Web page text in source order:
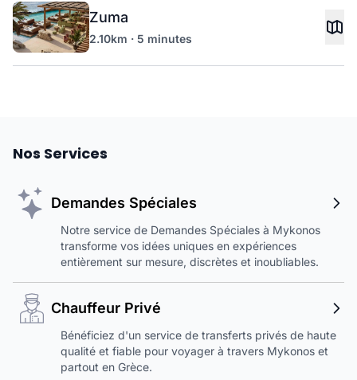
Zuma
2.10km · 5 minutes
Nos Services
Demandes Spéciales
Notre service de Demandes Spéciales à Mykonos
transforme vos idées uniques en expériences
entièrement sur mesure, discrètes et inoubliables.
Chauffeur Privé
Bénéficiez d'un service de transferts privés de haute
qualité et fiable pour voyager à travers Mykonos et
partout en Grèce.